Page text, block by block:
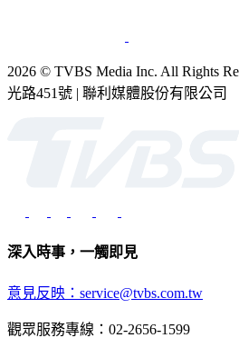
2026 © TVBS Media Inc. All Rights
光路451號 | 聯利媒體股份有限公司
深入時事，一觸即見
意見反映：service@tvbs.com.tw
觀眾服務專線：02-2656-1599